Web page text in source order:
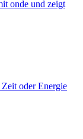
onde und zeigt
oder Energie